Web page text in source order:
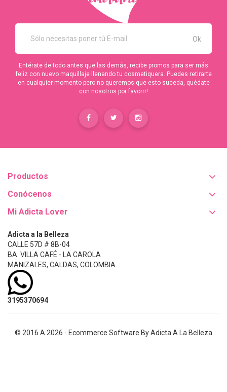
Entérate de todo antes que las demás, recibe promos para ser más
feliz con nuevo maquillaje llenando tu cosmetiquera. Puedes retirarte
en cualquier momento pero no queremos que esto suceda, quédate
con nosotros por favorrr!
Productos
Conócenos
Mi Adicta Lover
Adicta a la Belleza
CALLE 57D # 8B-04
BA. VILLA CAFÉ - LA CAROLA
MANIZALES, CALDAS, COLOMBIA
3195370694
© 2016 A 2026 - Ecommerce Software By Adicta A La Belleza